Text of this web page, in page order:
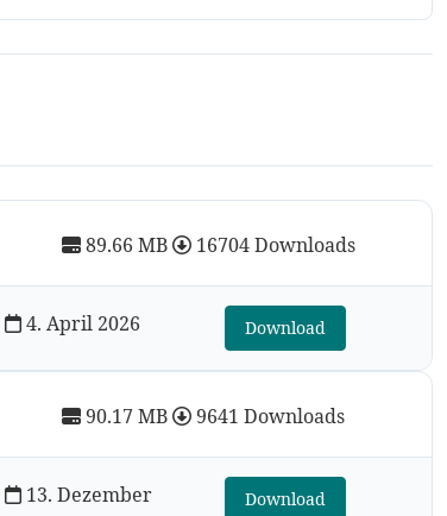
89.66 MB 16704 Downloads
4. April 2026 Download
90.17 MB 9641 Downloads
13. Dezember
Download